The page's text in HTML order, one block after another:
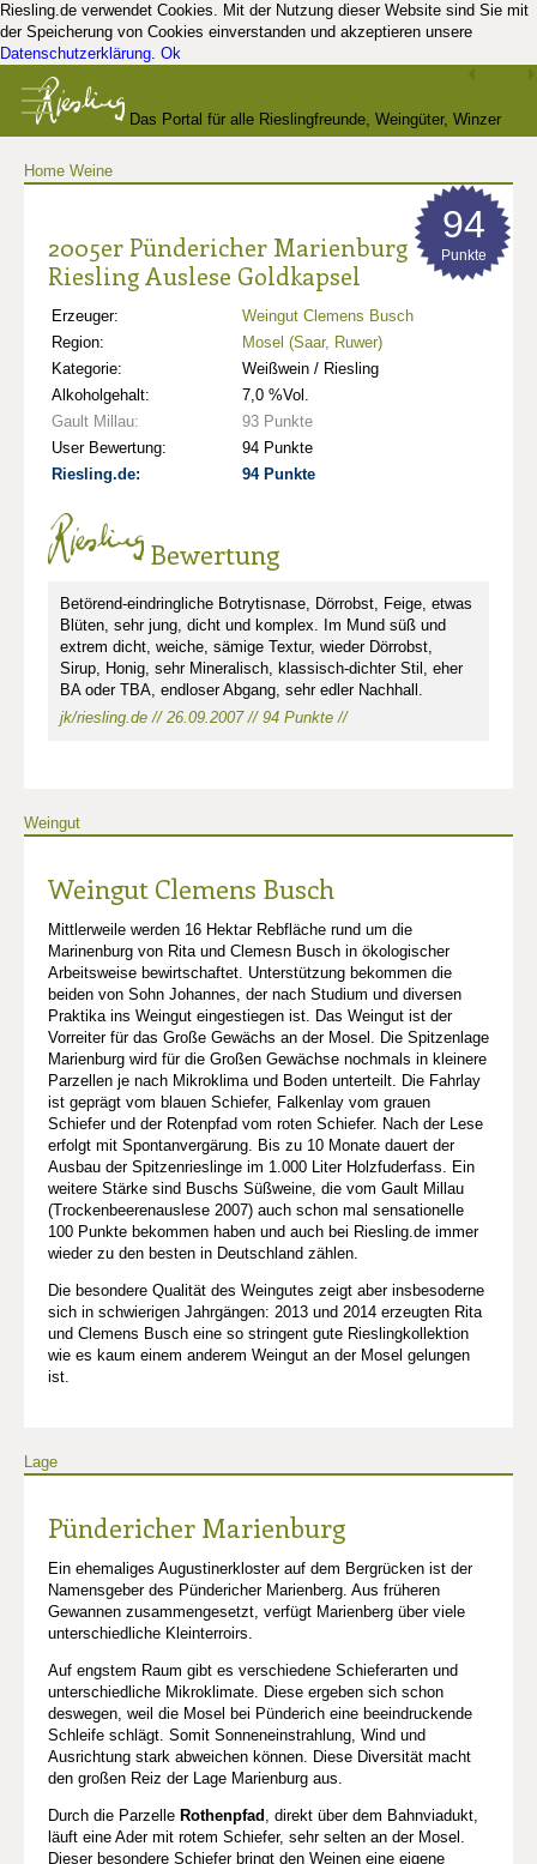
Riesling.de verwendet Cookies. Mit der Nutzung dieser Website sind Sie mit
der Speicherung von Cookies einverstanden und akzeptieren unsere
Datenschutzerklärung. Ok
Das Portal für alle Rieslingfreunde, Weingüter, Winzer
Home Weine
2005er Pündericher Marienburg
Riesling Auslese Goldkapsel
Erzeuger:
Weingut Clemens Busch
Region:
Mosel (Saar, Ruwer)
Kategorie:
Weißwein / Riesling
Alkoholgehalt:
7,0 %Vol.
Gault Millau:
93 Punkte
User Bewertung:
94 Punkte
Riesling.de:
94 Punkte
94
Punkte
Bewertung
Betörend-eindringliche Botrytisnase, Dörrobst, Feige, etwas
Blüten, sehr jung, dicht und komplex. Im Mund süß und
extrem dicht, weiche, sämige Textur, wieder Dörrobst,
Sirup, Honig, sehr Mineralisch, klassisch-dichter Stil, eher
BA oder TBA, endloser Abgang, sehr edler Nachhall.
jk/riesling.de // 26.09.2007 // 94 Punkte //
Weingut
Weingut Clemens Busch
Mittlerweile werden 16 Hektar Rebfläche rund um die
Marinenburg von Rita und Clemesn Busch in ökologischer
Arbeitsweise bewirtschaftet. Unterstützung bekommen die
beiden von Sohn Johannes, der nach Studium und diversen
Praktika ins Weingut eingestiegen ist. Das Weingut ist der
Vorreiter für das Große Gewächs an der Mosel. Die Spitzenlage
Marienburg wird für die Großen Gewächse nochmals in kleinere
Parzellen je nach Mikroklima und Boden unterteilt. Die Fahrlay
ist geprägt vom blauen Schiefer, Falkenlay vom grauen
Schiefer und der Rotenpfad vom roten Schiefer. Nach der Lese
erfolgt mit Spontanvergärung. Bis zu 10 Monate dauert der
Ausbau der Spitzenrieslinge im 1.000 Liter Holzfuderfass. Ein
weitere Stärke sind Buschs Süßweine, die vom Gault Millau
(Trockenbeerenauslese 2007) auch schon mal sensationelle
100 Punkte bekommen haben und auch bei Riesling.de immer
wieder zu den besten in Deutschland zählen.
Die besondere Qualität des Weingutes zeigt aber insbesoderne
sich in schwierigen Jahrgängen: 2013 und 2014 erzeugten Rita
und Clemens Busch eine so stringent gute Rieslingkollektion
wie es kaum einem anderem Weingut an der Mosel gelungen
ist.
Lage
Pündericher Marienburg
Ein ehemaliges Augustinerkloster auf dem Bergrücken ist der
Namensgeber des Pündericher Marienberg. Aus früheren
Gewannen zusammengesetzt, verfügt Marienberg über viele
unterschiedliche Kleinterroirs.
Auf engstem Raum gibt es verschiedene Schieferarten und
unterschiedliche Mikroklimate. Diese ergeben sich schon
deswegen, weil die Mosel bei Pünderich eine beeindruckende
Schleife schlägt. Somit Sonneneinstrahlung, Wind und
Ausrichtung stark abweichen können. Diese Diversität macht
den großen Reiz der Lage Marienburg aus.
Durch die Parzelle Rothenpfad , direkt über dem Bahnviadukt,
läuft eine Ader mit rotem Schiefer, sehr selten an der Mosel.
Dieser besondere Schiefer bringt den Weinen eine eigene